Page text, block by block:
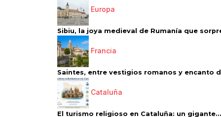
Europa
Sibiu, la joya medieval de Rumanía que
Francia
Saintes, entre vestigios romanos y encanto
Cataluña
El turismo religioso en Cataluña: un gigante...